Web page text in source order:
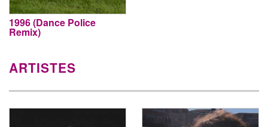
1996 (Dance Police
Remix)
ARTISTES